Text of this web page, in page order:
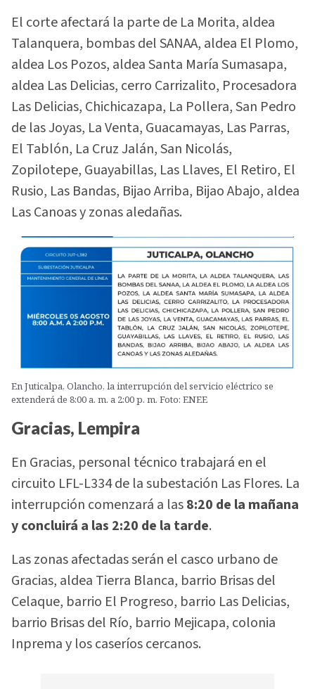
El corte afectará la parte de La Morita, aldea
Talanquera, bombas del SANAA, aldea El Plomo,
aldea Los Pozos, aldea Santa María Sumasapa,
aldea Las Delicias, cerro Carrizalito, Procesadora
Las Delicias, Chichicazapa, La Pollera, San Pedro
de las Joyas, La Venta, Guacamayas, Las Parras,
El Tablón, La Cruz Jalán, San Nicolás,
Zopilotepe, Guayabillas, Las Llaves, El Retiro, El
Rusio, Las Bandas, Bijao Arriba, Bijao Abajo, aldea
Las Canoas y zonas aledañas.
En Juticalpa, Olancho, la interrupción del servicio eléctrico se
extenderá de 8:00 a. m. a 2:00 p. m. Foto: ENEE
Gracias, Lempira
En Gracias, personal técnico trabajará en el
circuito LFL-L334 de la subestación Las Flores. La
interrupción comenzará a las8:20 de la mañana
y concluirá a las 2:20 de la tarde.
Las zonas afectadas serán el casco urbano de
Gracias, aldea Tierra Blanca, barrio Brisas del
Celaque, barrio El Progreso, barrio Las Delicias,
barrio Brisas del Río, barrio Mejicapa, colonia
Inprema y los caseríos cercanos.